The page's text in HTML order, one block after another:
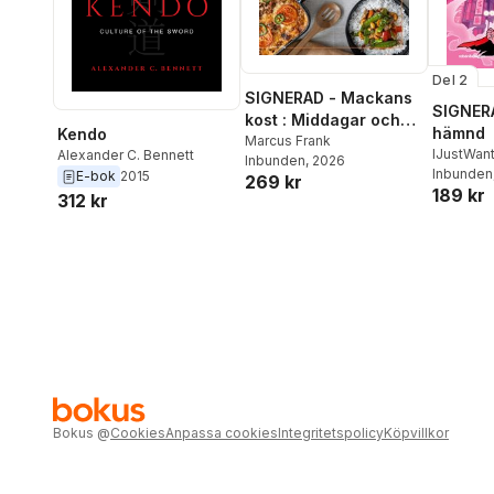
Kendo
Alexander C. Bennett
E-bok 2015
312 kr
SIGNERAD - Mackans
kost : Middagar och
matlådor
Marcus Frank
Inbunden, 2026
269 kr
Del 2
hämnd
Beer ,
Inbunden
189 kr
Bokus @CookiesAnpassa cookiesIntegritetspolicyKöpvillkor